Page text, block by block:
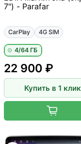
7") - Parafar
CarPlay 4G SIM
4/64 ГБ
22 900 ₽
Купить в 1 клик